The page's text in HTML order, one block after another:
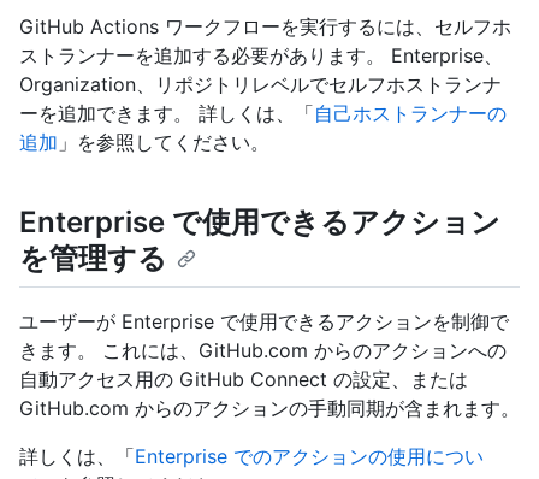
GitHub Actions ワークフローを実行するには、セルフホ
ストランナーを追加する必要があります。 Enterprise、
Organization、リポジトリレベルでセルフホストランナ
ーを追加できます。 詳しくは、「自己ホストランナーの
追加 」を参照してください。
Enterprise で使用できるアクション
を管理する
ユーザーが Enterprise で使用できるアクションを制御で
きます。 これには、GitHub.com からのアクションへの
自動アクセス用の GitHub Connect の設定、または
GitHub.com からのアクションの手動同期が含まれます。
詳しくは、「Enterprise でのアクションの使用につい